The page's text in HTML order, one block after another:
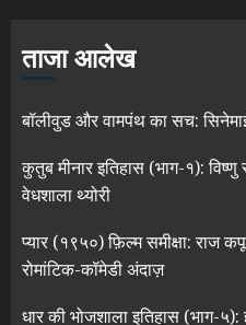
ताजा आलेख
बॉलीवुड और वामपंथ का सच:
कुतुब मीनार इतिहास (भाग-१):
वेधशाला थ्योरी
प्यार (१९५०) फ़िल्म समीक्षा: राज
रोमांटिक-कॉमेडी अंदाज़
धार की भोजशाला इतिहास (भाग-